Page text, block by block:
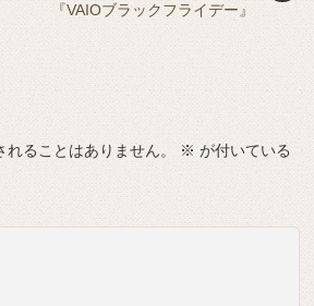
『VAIOブラックフライデー』
ることはありません。 ※ が付いている